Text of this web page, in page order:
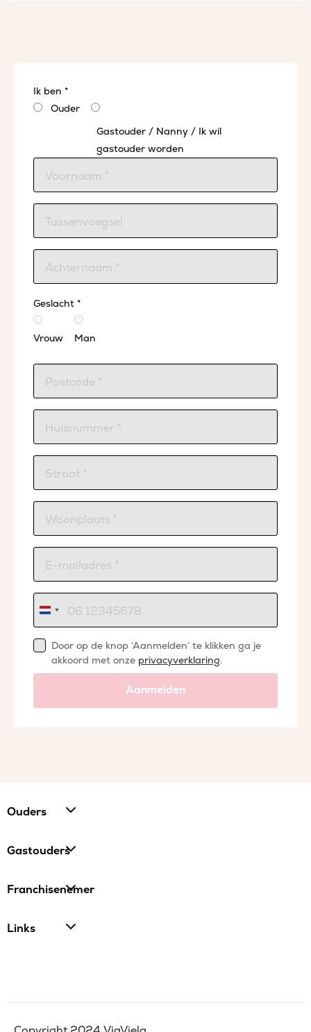
Ik ben *
Ouder
Gastouder / Nanny / Ik wil
gastouder worden
Geslacht *
Vrouw Man
Nederland
+31
Door op de knop ‘Aanmelden’ te klikken ga je
akkoord met onze privacyverklaring.
Aanmelden
Ouders
Gastouders
Franchisenemer
Links